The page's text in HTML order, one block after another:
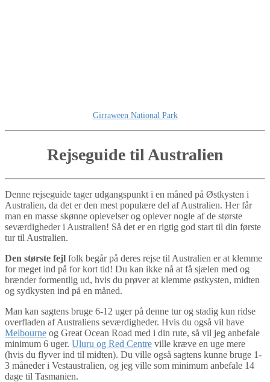
Girraween National Park
Rejseguide til Australien
Denne rejseguide tager udgangspunkt i en måned på Østkysten i
Australien, da det er den mest populære del af Australien. Her får
man en masse skønne oplevelser og oplever nogle af de største
seværdigheder i Australien! Så det er en rigtig god start til din første
tur til Australien.
Den største fejl folk begår på deres rejse til Australien er at klemme
for meget ind på for kort tid! Du kan ikke nå at få sjælen med og
brænder formentlig ud, hvis du prøver at klemme østkysten, midten
og sydkysten ind på en måned.
Man kan sagtens bruge 6-12 uger på denne tur og stadig kun ridse
overfladen af Australiens seværdigheder. Hvis du også vil have
Melbourne og Great Ocean Road med i din rute, så vil jeg anbefale
minimum 6 uger. Uluru og Red Centre ville kræve en uge mere
(hvis du flyver ind til midten). Du ville også sagtens kunne bruge 1-
3 måneder i Vestaustralien, og jeg ville som minimum anbefale 14
dage til Tasmanien.